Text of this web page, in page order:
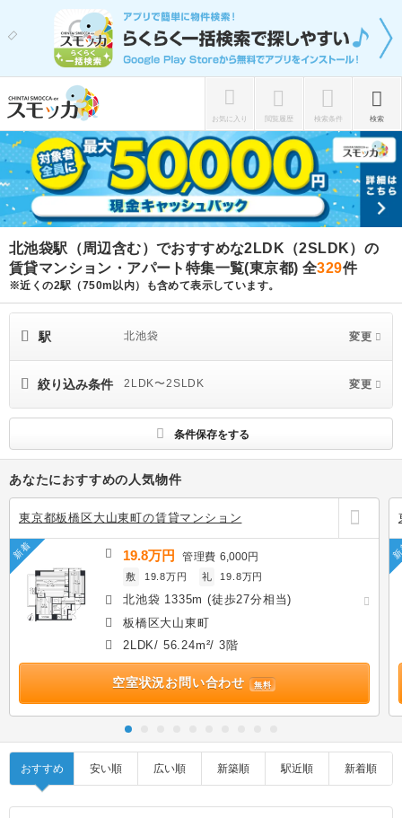
お気に入り 閲覧履歴 検索条件 検索
北池袋駅（周辺含む）でおすすめな2LDK（2SLDK）の
賃貸マンション・アパート特集一覧(東京都) 全329件
※近くの2駅（750m以内）も含めて表示しています。
駅 北池袋 変更
絞り込み条件 2LDK〜2SLDK 変更
条件保存をする
あなたにおすすめの人気物件
東京都板橋区大山東町の賃貸マンション
新着 19.8万円 管理費6,000円
敷 19.8万円 礼 19.8万円
北池袋 1335m (徒歩27分相当)
板橋区大山東町
2LDK/ 56.24m²/ 3階
空室状況お問い合わせ 無料
おすすめ 安い順 広い順 新築順 駅近順 新着順